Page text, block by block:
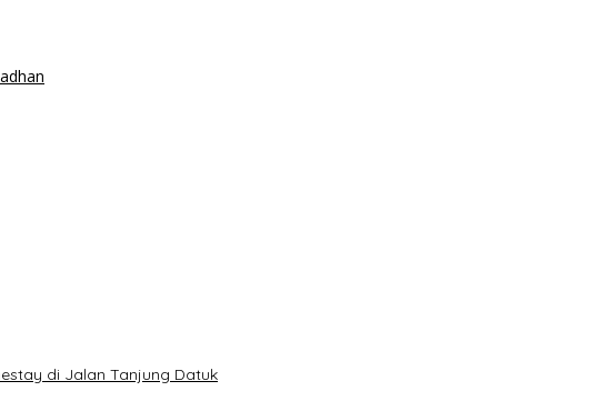
di Jalan Tanjung Datuk